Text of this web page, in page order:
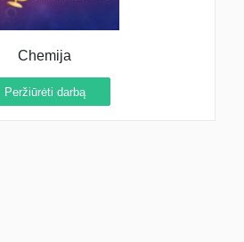
Chemija
Peržiūrėti darbą